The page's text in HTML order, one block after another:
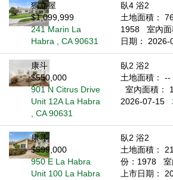
獨立屋
$1,099,999
241 Marin La
Habra , CA 90631
臥4 浴2
土地面積：
1958
室內
日期： 2026-
康斗
$550,000
901 N Citrus Drive
Unit 12A La Habra
, CA 90631
臥2 浴2
土地面積： --
室內面積：
2026-07-15
康斗
$599,000
950 E La Habra
Unit 100 La Habra
臥2 浴2
土地面積：
份：1978
上市日期：